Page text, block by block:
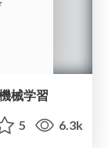
械学習
5 6.3k